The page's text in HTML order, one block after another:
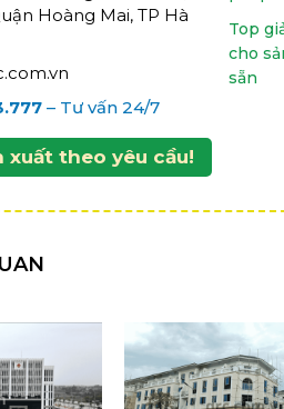
Hoàng Mai, TP Hà
– Tư vấn 24/7
xuất theo yêu cầu!
Top
cho
sẵn